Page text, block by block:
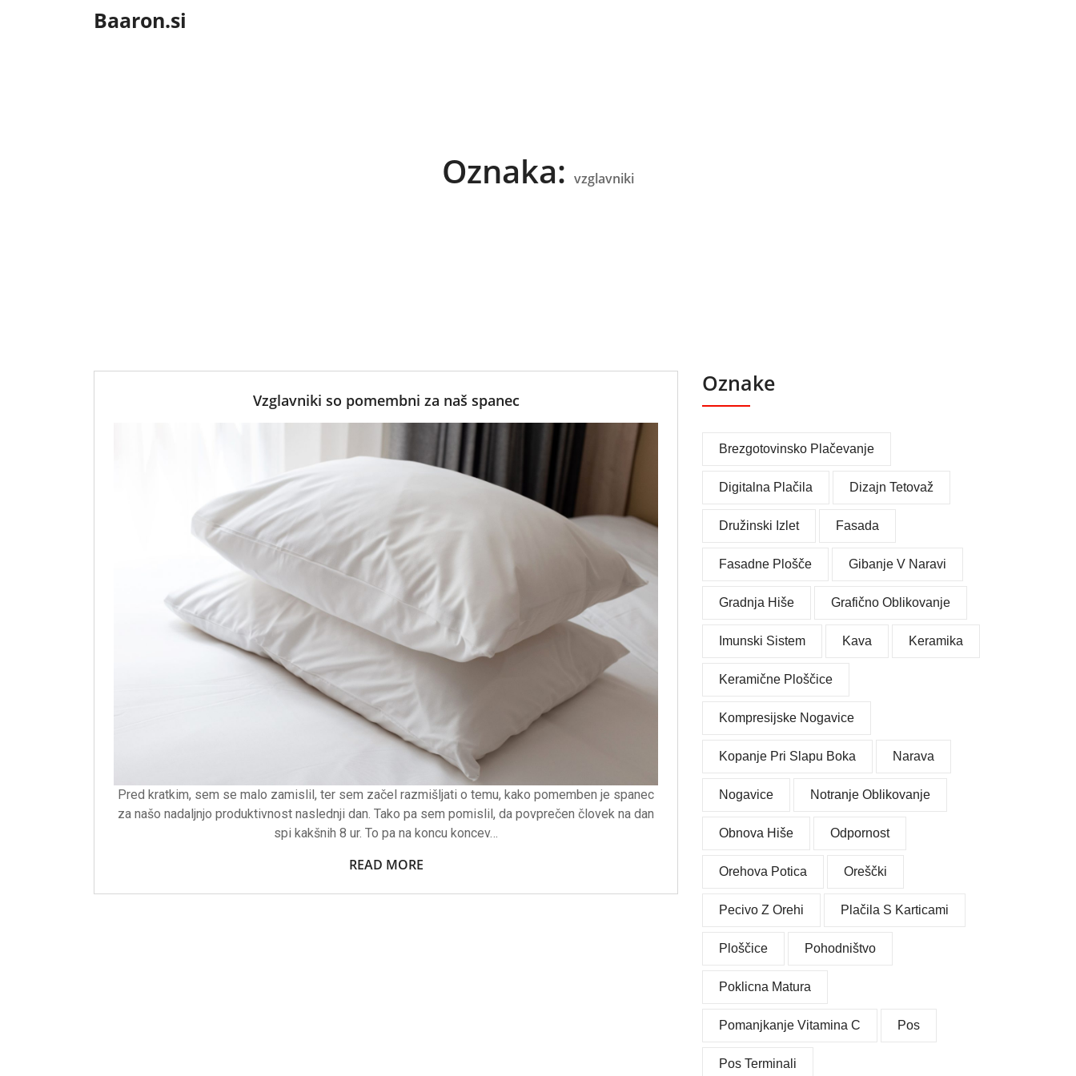
Baaron.si
Oznaka: vzglavniki
Vzglavniki so pomembni za naš spanec
Pred kratkim, sem se malo zamislil, ter sem začel razmišljati o temu, kako pomemben je spanec
za našo nadaljnjo produktivnost naslednji dan. Tako pa sem pomislil, da povprečen človek na dan
spi kakšnih 8 ur. To pa na koncu koncev…
READ MORE
Oznake
Brezgotovinsko Plačevanje
Digitalna Plačila Dizajn Tetovaž
Družinski Izlet Fasada
Fasadne Plošče Gibanje V Naravi
Gradnja Hiše Grafično Oblikovanje
Imunski Sistem Kava Keramika
Keramične Ploščice
Kompresijske Nogavice
Kopanje Pri Slapu Boka Narava
Nogavice Notranje Oblikovanje
Obnova Hiše Odpornost
Orehova Potica Oreščki
Pecivo Z Orehi Plačila S Karticami
Ploščice Pohodništvo
Poklicna Matura
Pomanjkanje Vitamina C Pos
Pos Terminali